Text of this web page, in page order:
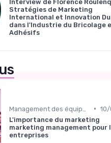
Interview de Florence
Stratégies de Marketing
International et Innovation
dans l'Industrie du Bricolage
Adhésifs
•
L'importance du marketing
marketing management pour
entreprises